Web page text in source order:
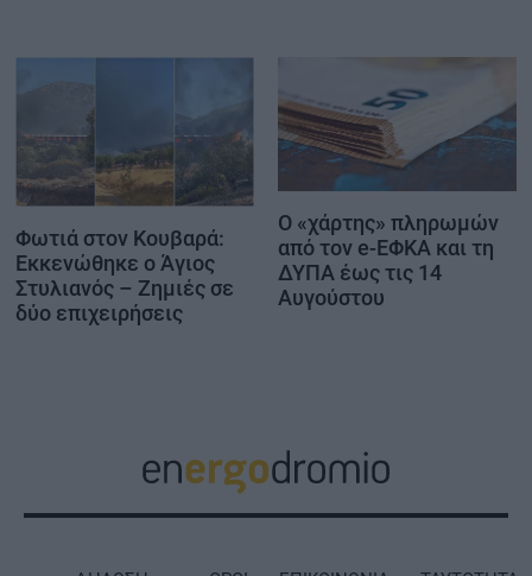
Φωτιά στον Κουβαρά:
Εκκενώθηκε ο Άγιος
Στυλιανός – Ζημιές σε
δύο επιχειρήσεις
Ο «χάρτης» πληρωμών
από τον e-ΕΦΚΑ και τη
ΔΥΠΑ έως τις 14
Αυγούστου